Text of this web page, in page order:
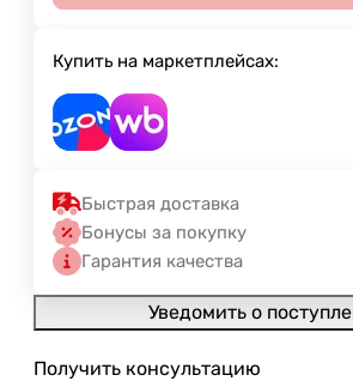
Купить на маркетплейсах:
Быстрая доставка
Бонусы за покупку
Гарантия качества
Уведомить о
Получить консультацию